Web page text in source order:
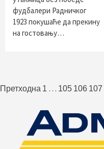
фудбалери Радничког
1923 покушаће да прекину
на гостовању…
Пагинација
чланака
Претходна 1 … 105 106 107